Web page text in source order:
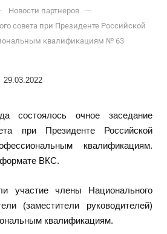
Новости партнеров —
совета при Президенте Российской
квалификациям № 63
29.03.2022
состоялось очное заседание
при Президенте Российской
квалификациям.
ВКС.
участие члены Национального
(заместители руководителей)
квалификациям.